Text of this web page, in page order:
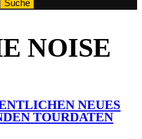
NOISE
NEUES
TOURDATEN